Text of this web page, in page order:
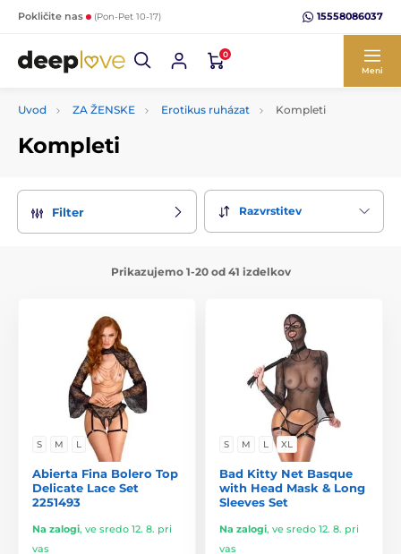
Pokličite nas (Pon-Pet 10-17) 15558086037
0
Meni
Uvod ZA ŽENSKE Erotikus ruházat Kompleti
Kompleti
Filter Razvrstitev
Prikazujemo 1-20 od 41 izdelkov
S M L
Abierta Fina Bolero Top
Delicate Lace Set
2251493
Na zalogi, ve sredo 12. 8. pri
vas
S M L XL
Bad Kitty Net Basque
with Head Mask & Long
Sleeves Set
Na zalogi, ve sredo 12. 8. pri
vas